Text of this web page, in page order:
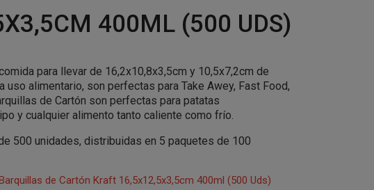
400ML (500 UDS)
para llevar de 16,2x10,8x3,5cm y 10,5x7,2cm de
uso alimentario, son perfectas para Take Awey, Fast Food,
de Cartón son perfectas para patatas
y cualquier alimento tanto caliente como frío.
500 unidades, distribuidas en 5 paquetes de 100
de Cartón Kraft 16,5x12,5x3,5cm 400ml (500 Uds)